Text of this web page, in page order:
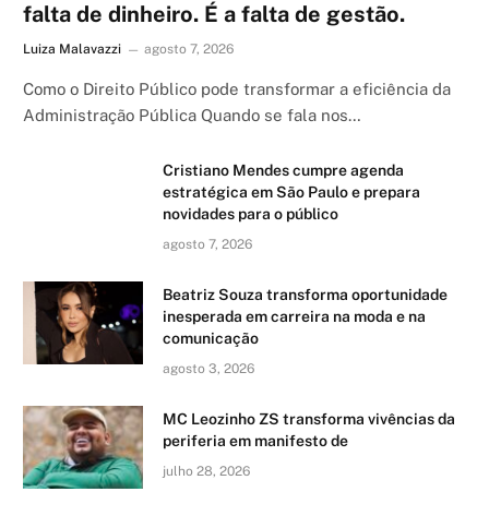
falta de dinheiro. É a falta de gestão.
Luiza Malavazzi agosto 7, 2026
Como o Direito Público pode transformar a eficiência da
Administração Pública Quando se fala nos…
Cristiano Mendes cumpre agenda
estratégica em São Paulo e prepara
novidades para o público
agosto 7, 2026
Beatriz Souza transforma oportunidade
inesperada em carreira na moda e na
comunicação
agosto 3, 2026
MC Leozinho ZS transforma vivências da
periferia em manifesto de
julho 28, 2026